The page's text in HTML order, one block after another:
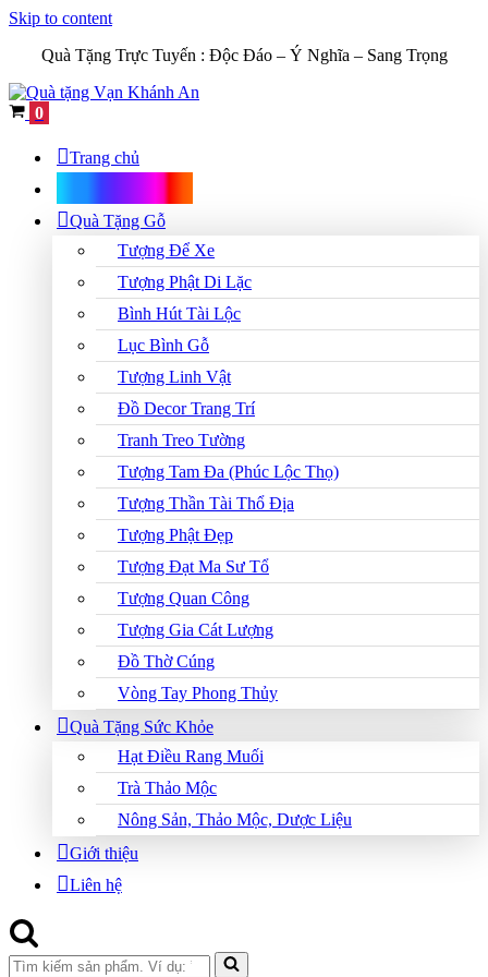
Skip to content
Quà Tặng Trực Tuyến : Độc Đáo – Ý Nghĩa – Sang Trọng
Cart
0
Trang chủ
Quà Tặng Gỗ
Tượng Để Xe
Tượng Phật Di Lặc
Bình Hút Tài Lộc
Lục Bình Gỗ
Tượng Linh Vật
Đồ Decor Trang Trí
Tranh Treo Tường
Tượng Tam Đa (Phúc Lộc Thọ)
Tượng Thần Tài Thổ Địa
Tượng Phật Đẹp
Tượng Đạt Ma Sư Tổ
Tượng Quan Công
Tượng Gia Cát Lượng
Đồ Thờ Cúng
Vòng Tay Phong Thủy
Quà Tặng Sức Khỏe
Hạt Điều Rang Muối
Trà Thảo Mộc
Nông Sản, Thảo Mộc, Dược Liệu
Giới thiệu
Liên hệ
Search